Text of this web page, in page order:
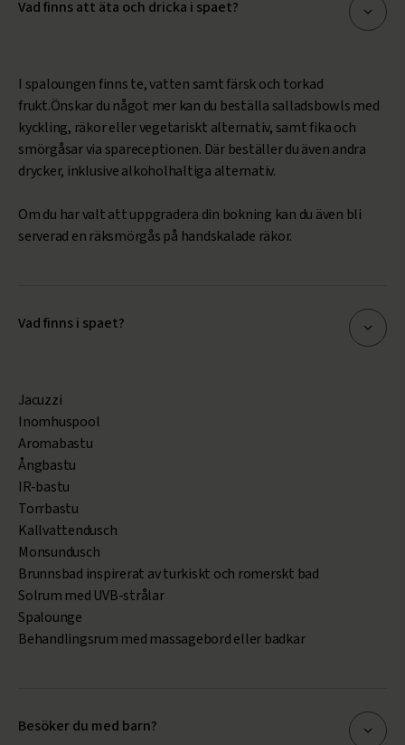
Vad finns att äta och dricka i spaet?
I spaloungen finns te, vatten samt färsk och torkad
frukt.Önskar du något mer kan du beställa salladsbowls med
kyckling, räkor eller vegetariskt alternativ, samt fika och
smörgåsar via spareceptionen. Där beställer du även andra
drycker, inklusive alkoholhaltiga alternativ.
Om du har valt att uppgradera din bokning kan du även bli
serverad en räksmörgås på handskalade räkor.
Vad finns i spaet?
Jacuzzi
Inomhuspool
Aromabastu
Ångbastu
IR-bastu
Torrbastu
Kallvattendusch
Monsundusch
Brunnsbad inspirerat av turkiskt och romerskt bad
Solrum med UVB-strålar
Spalounge
Behandlingsrum med massagebord eller badkar
Besöker du med barn?